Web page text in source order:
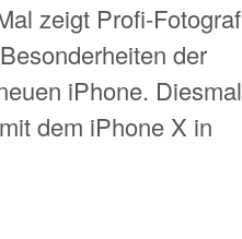
zeigt Profi-Fotograf
der
iPhone. Diesmal
dem iPhone X in